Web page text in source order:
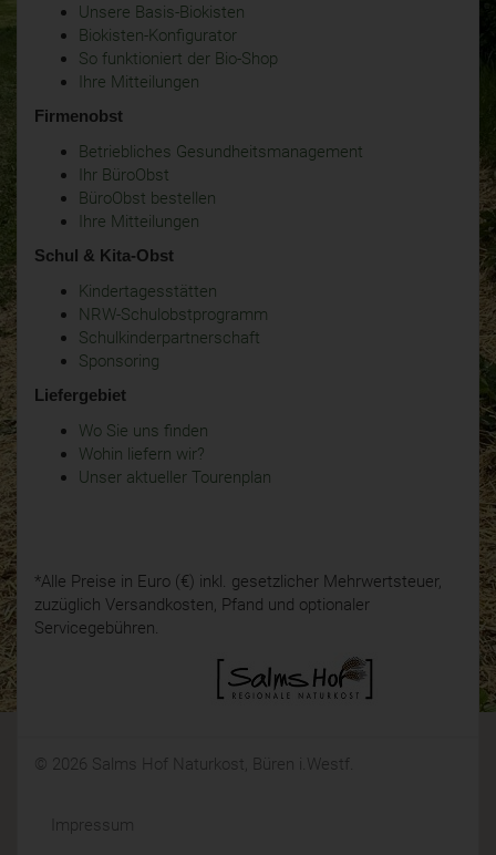
Unsere Basis-Biokisten
Biokisten-Konfigurator
So funktioniert der Bio-Shop
Ihre Mitteilungen
Firmenobst
Betriebliches Gesundheitsmanagement
Ihr BüroObst
BüroObst bestellen
Ihre Mitteilungen
Schul & Kita-Obst
Kindertagesstätten
NRW-Schulobstprogramm
Schulkinderpartnerschaft
Sponsoring
Liefergebiet
Wo Sie uns finden
Wohin liefern wir?
Unser aktueller Tourenplan
*Alle Preise in Euro (€) inkl. gesetzlicher Mehrwertsteuer,
zuzüglich Versandkosten, Pfand und optionaler
Servicegebühren.
© 2026 Salms Hof Naturkost, Büren i.Westf.
Impressum